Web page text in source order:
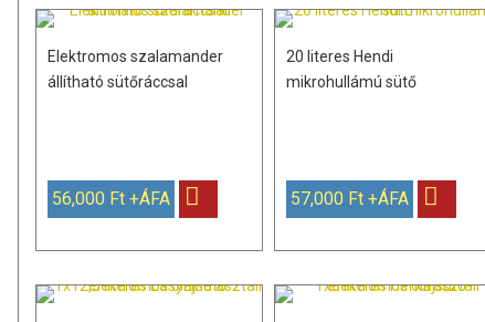
Elektromos szalamander
állítható sütőráccsal
56,000 Ft +ÁFA
20 literes Hendi
mikrohullámú sütő
57,000 Ft +ÁFA